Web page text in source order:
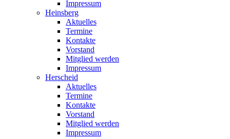
Impressum
Heinsberg
Aktuelles
Termine
Kontakte
Vorstand
Mitglied werden
Impressum
Herscheid
Aktuelles
Termine
Kontakte
Vorstand
Mitglied werden
Impressum